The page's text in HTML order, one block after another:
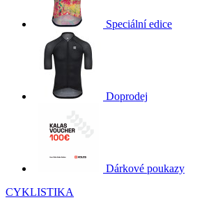
Speciální edice
Doprodej
Dárkové poukazy
CYKLISTIKA